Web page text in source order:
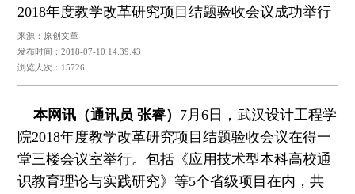
2018年度教学改革研究项目结题验收会议成功举行
来源：原创文章
发布时间：2018-07-10 14:39:43
浏览人次：15726
本网讯（通讯员 张睿） 7月6日，武汉设计工程学
院2018年度教学改革研究项目结题验收会议在得一
堂三楼会议室举行。包括《应用技术型本科高校通
识教育理论与实践研究》等5个省级项目在内，共